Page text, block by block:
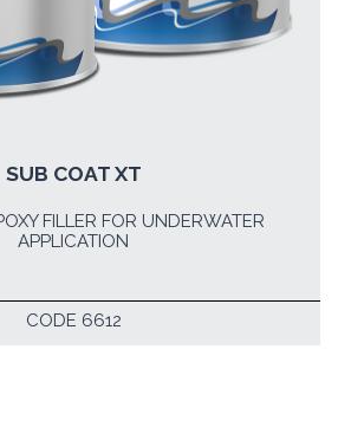
SUB COAT XT
FILLER FOR UNDERWATER
APPLICATION
CODE 6612